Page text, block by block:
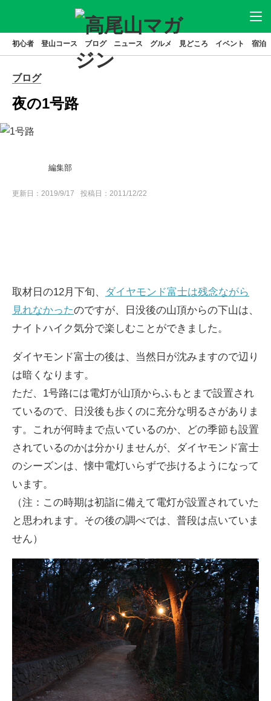
ニュース アクセス 駐車場
登山コース
高尾山とは
はじめてガイド
インタビュー
高尾山の花
ENGLISH
初心者 登山コース ブログ ニュース グルメ 見どころ イベント 宿泊
ブログ
夜の1号路
編集部
更新日： 2019/9/17 投稿日：2011/12/22
取材日の12月下旬、
ダイヤモンド富士は残念ながら
見れなかったのですが、日没後の山頂からの下山は、
ナイトハイク気分で楽しむことができました。
ダイヤモンド富士の後は、当然日が沈みますので辺り
は暗くなります。
ただ、1号路には電灯が山頂からふもとまで設置され
ているので、日没後も歩くのに充分な明るさがありま
す。これが何時まで点いているのか、どの季節も設置
されているのかは分かりませんが、ダイヤモンド富士
のシーズンは、懐中電灯いらずで歩けるようになって
います。
（注：この時期は初詣に備えて電灯が設置されていた
と思われます。その後の調べでは、普段は点いていま
せん）